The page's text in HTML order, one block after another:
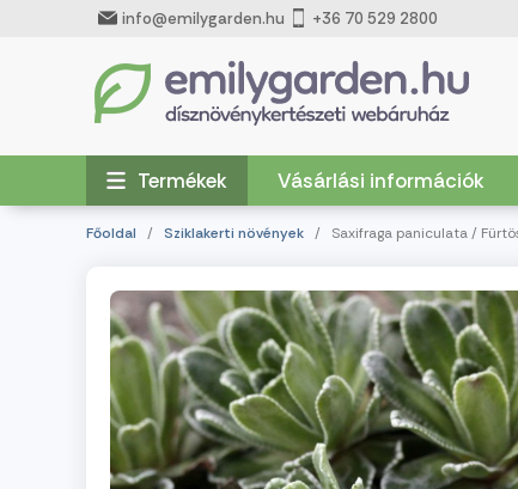
info@emilygarden.hu +36 70 529 2800
Termékek Vásárlási információk
Főoldal / Sziklakerti növények / Saxifraga paniculata /